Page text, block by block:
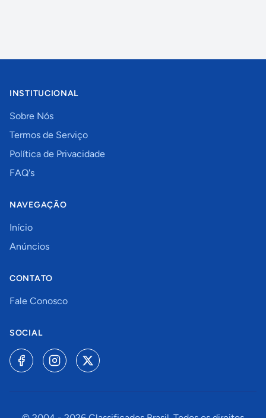
INSTITUCIONAL
Sobre Nós
Termos de Serviço
Política de Privacidade
FAQ's
NAVEGAÇÃO
Início
Anúncios
CONTATO
Fale Conosco
SOCIAL